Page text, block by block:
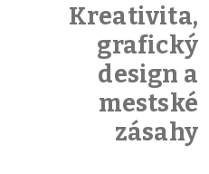
Kreativita,
grafický
design a
mestské
zásahy